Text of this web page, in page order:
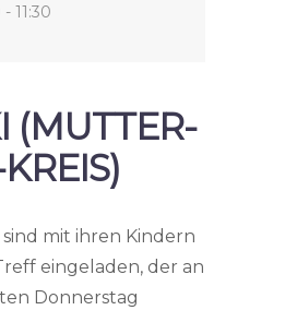
11:30
(MUTTER-
sind mit ihren Kindern
eingeladen, der an
Donnerstag